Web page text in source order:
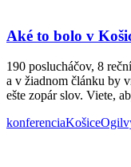
Aké to bolo v
190 poslucháčov, 8
a v žiadnom článku by
ešte zopár slov. Viete,
konferenciaKošice